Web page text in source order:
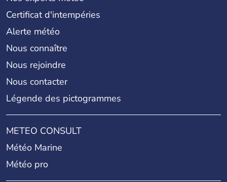
Certificat d'intempéries
Alerte météo
Nous connaître
Nous rejoindre
Nous contacter
Légende des pictogrammes
METEO CONSULT
Météo Marine
Météo pro